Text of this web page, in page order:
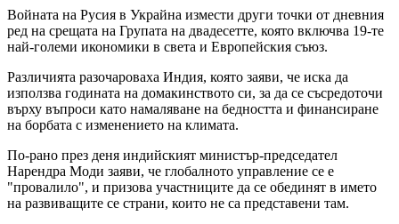
Войната на Русия в Украйна измести други точки от дневния
ред на срещата на Групата на двадесетте, която включва 19-те
най-големи икономики в света и Европейския съюз.
Различията разочароваха Индия, която заяви, че иска да
използва годината на домакинството си, за да се съсредоточи
върху въпроси като намаляване на бедността и финансиране
на борбата с изменението на климата.
По-рано през деня индийският министър-председател
Нарендра Моди заяви, че глобалното управление се е
"провалило", и призова участниците да се обединят в името
на развиващите се страни, които не са представени там.